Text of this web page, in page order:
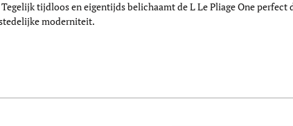
tijdloos en eigentijds belichaamt de L Le Pliage One perfect
moderniteit.